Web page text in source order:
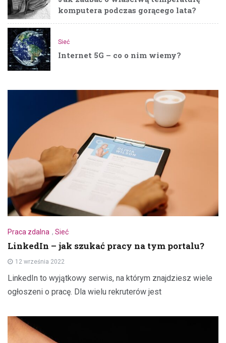
komputera podczas gorącego lata?
Sieć
Internet 5G – co o nim wiemy?
Praca zdalna , Sieć
LinkedIn – jak szukać pracy na tym portalu?
12 września 2022
LinkedIn to wyjątkowy serwis, na którym znajdziesz wiele
ogłoszeni o pracę. Dla wielu rekruterów jest